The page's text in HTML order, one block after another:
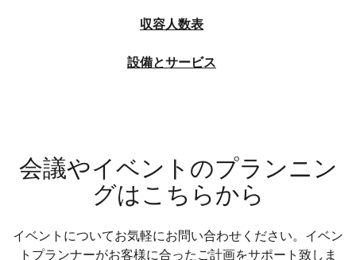
収容人数表
設備とサービス
会議やイベントのプランニン
グはこちらから
イベントについてお気軽にお問い合わせください。イベン
トプランナーがお客様に合ったご計画をサポート致しま